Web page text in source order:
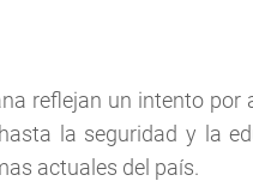
reflejan un intento por
la seguridad y la
actuales del país.